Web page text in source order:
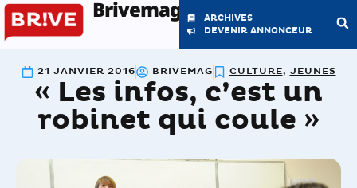
Brivemag'
ARCHIVES
DEVENIR ANNONCEUR
21 JANVIER 2016 BRIVEMAG CULTURE, JEUNES
« Les infos, c’est un
robinet qui coule »